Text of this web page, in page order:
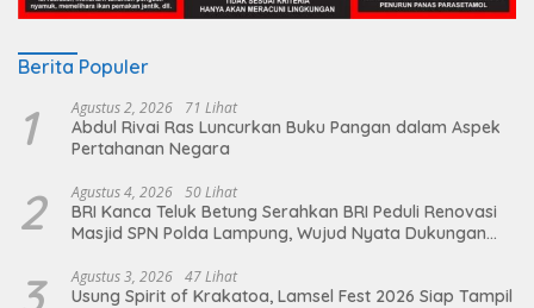
Berita Populer
1 Agustus 2, 2026 71 Lihat
Abdul Rivai Ras Luncurkan Buku Pangan dalam Aspek
Pertahanan Negara
2 Agustus 4, 2026 50 Lihat
BRI Kanca Teluk Betung Serahkan BRI Peduli Renovasi
Masjid SPN Polda Lampung, Wujud Nyata Dukungan
3 Agustus 3, 2026 47 Lihat
Usung Spirit of Krakatoa, Lamsel Fest 2026 Siap Tampil